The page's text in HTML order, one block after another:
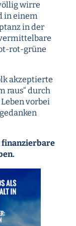
wirre
in einem
in der
rot-grüne
akzeptierte
raus“ durch
vorbei
finanzierbare